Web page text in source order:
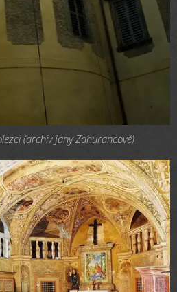
(archiv Jany Zahurancové)